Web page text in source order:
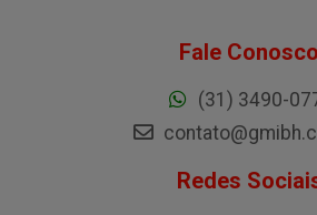
Fale Conosco
(31) 3490-
Redes